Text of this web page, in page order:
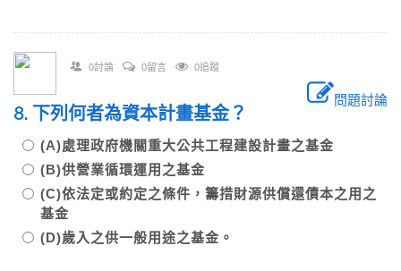
0討論 0留言 0追蹤
問題討論
8. 下列何者為資本計畫基金？
(A)處理政府機關重大公共工程建設計畫之基金
(B)供營業循環運用之基金
(C)依法定或約定之條件，籌措財源供償還債本之用之
基金
(D)歲入之供一般用途之基金。